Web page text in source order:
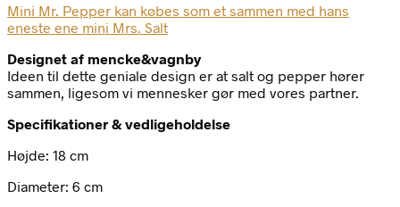
Mini Mr. Pepper kan købes som et sammen med hans
eneste ene mini Mrs. Salt
Designet af mencke&vagnby
Ideen til dette geniale design er at salt og pepper hører
sammen, ligesom vi mennesker gør med vores partner.
Specifikationer & vedligeholdelse
Højde: 18 cm
Diameter: 6 cm